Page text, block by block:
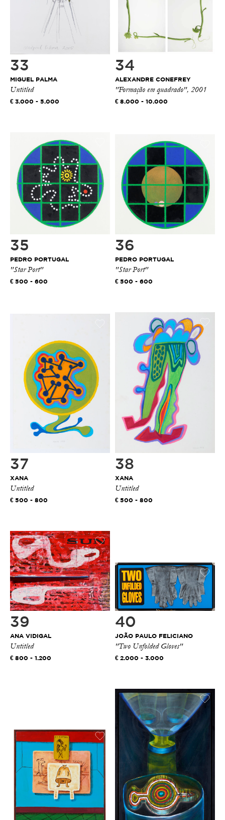
33
MIGUEL PALMA
Untitled
3.000 - 5.000
34
ALEXANDRE CONEFREY
"Formação em quadrado", 2001
8.000 - 10.000
35
PEDRO PORTUGAL
"Star Port"
500 - 600
36
PEDRO PORTUGAL
"Star Port"
500 - 600
37
XANA
Untitled
500 - 800
38
XANA
Untitled
500 - 800
39
ANA VIDIGAL
Untitled
800 - 1.200
40
JOÃO PAULO FELICIANO
"Two Unfolded Gloves"
2.000 - 3.000